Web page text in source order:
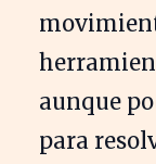
aunque
para